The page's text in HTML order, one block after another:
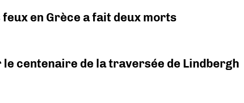
en Grèce a fait deux morts
centenaire de la traversée de Lindbergh